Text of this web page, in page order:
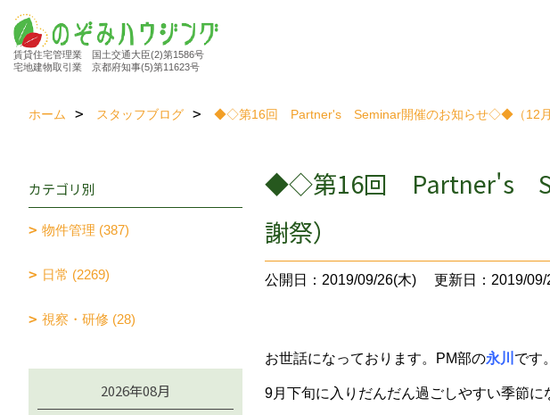
賃貸住宅管理業 国土交通大臣(2)第1586号
宅地建物取引業 京都府知事(5)第11623号
ホーム スタッフブログ ◆◇第16回 Partner's Seminar開催のお知らせ◇◆（12月
◆◇第16回 Partner's
謝祭）
公開日：2019/09/26(木) 更新日：2019/09/
お世話になっております。PM部の永川 です。
9月下旬に入りだんだん過ごしやすい季節に
カテゴリ別
物件管理 (387)
日常 (2269)
視察・研修 (28)
2026年08月